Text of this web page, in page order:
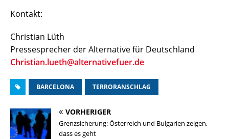
Kontakt:
Christian Lüth
Pressesprecher der Alternative für Deutschland
Christian.lueth@alternativefuer.de
BARCELONA TERRORANSCHLAG
VORHERIGER
Grenzsicherung: Österreich und Bulgarien zeigen,
dass es geht